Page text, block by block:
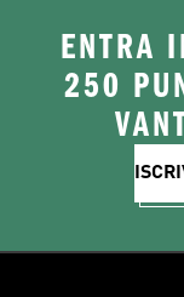
ENTRA
250